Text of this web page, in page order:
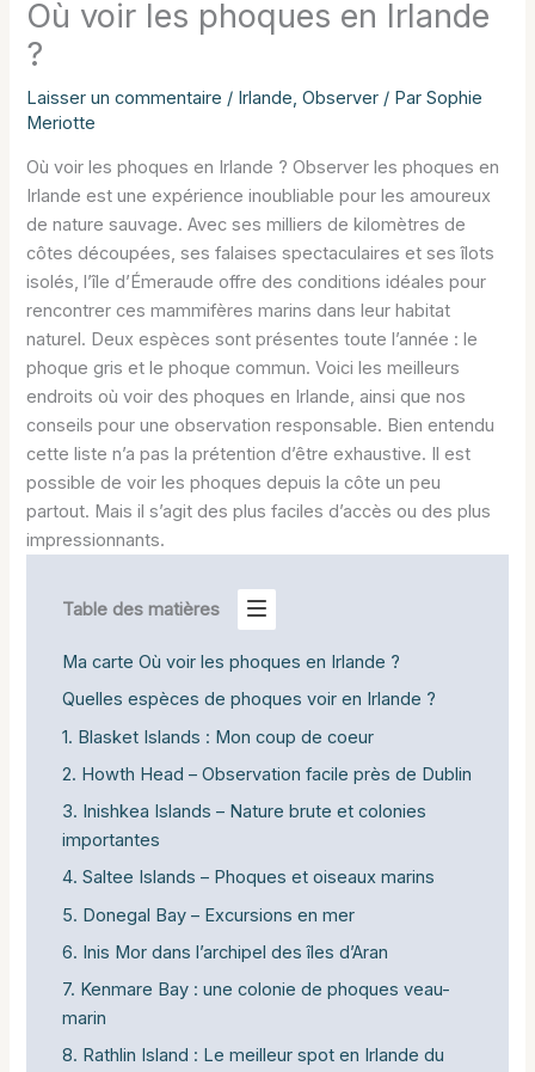
Où voir les phoques en Irlande
?
Laisser un commentaire / Irlande,Observer / ParSophie
Meriotte
Où voir les phoques en Irlande ? Observer les phoques en
Irlande est une expérience inoubliable pour les amoureux
de nature sauvage. Avec ses milliers de kilomètres de
côtes découpées, ses falaises spectaculaires et ses îlots
isolés, l’île d’Émeraude offre des conditions idéales pour
rencontrer ces mammifères marins dans leur habitat
naturel. Deux espèces sont présentes toute l’année : le
phoque gris et le phoque commun. Voici les meilleurs
endroits où voir des phoques en Irlande, ainsi que nos
conseils pour une observation responsable. Bien entendu
cette liste n’a pas la prétention d’être exhaustive. Il est
possible de voir les phoques depuis la côte un peu
partout. Mais il s’agit des plus faciles d’accès ou des plus
impressionnants.
Table des matières
Ma carte Où voir les phoques en Irlande ?
Quelles espèces de phoques voir en Irlande ?
1. Blasket Islands : Mon coup de coeur
2. Howth Head – Observation facile près de Dublin
3. Inishkea Islands – Nature brute et colonies
importantes
4. Saltee Islands – Phoques et oiseaux marins
5. Donegal Bay – Excursions en mer
6. Inis Mor dans l’archipel des îles d’Aran
7. Kenmare Bay : une colonie de phoques veau-
marin
8. Rathlin Island : Le meilleur spot en Irlande du